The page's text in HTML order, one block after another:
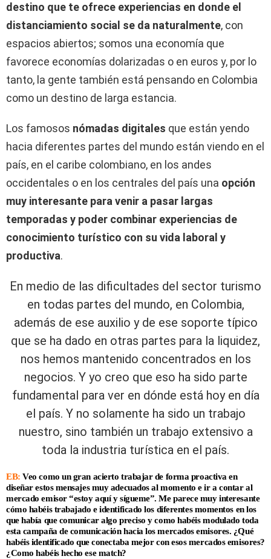
destino que te ofrece experiencias en donde el
distanciamiento social se da naturalmente, con
espacios abiertos; somos una economía que
favorece economías dolarizadas o en euros y, por lo
tanto, la gente también está pensando en Colombia
como un destino de larga estancia.
Los famosos nómadas digitales que están yendo
hacia diferentes partes del mundo están viendo en el
país, en el caribe colombiano, en los andes
occidentales o en los centrales del país una opción
muy interesante para venir a pasar largas
temporadas y poder combinar experiencias de
conocimiento turístico con su vida laboral y
productiva.
En medio de las dificultades del sector turismo
en todas partes del mundo, en Colombia,
además de ese auxilio y de ese soporte típico
que se ha dado en otras partes para la liquidez,
nos hemos mantenido concentrados en los
negocios. Y yo creo que eso ha sido parte
fundamental para ver en dónde está hoy en día
el país. Y no solamente ha sido un trabajo
nuestro, sino también un trabajo extensivo a
toda la industria turística en el país.
EB: Veo como un gran acierto trabajar de forma proactiva en
diseñar estos mensajes muy adecuados al momento e ir a contar al
mercado emisor “estoy aquí y sígueme”. Me parece muy interesante
cómo habéis trabajado e identificado los diferentes momentos en los
que había que comunicar algo preciso y como habéis modulado toda
esta campaña de comunicación hacia los mercados emisores. ¿Qué
habéis identificado que conectaba mejor con esos mercados emisores?
¿Como habéis hecho ese match?